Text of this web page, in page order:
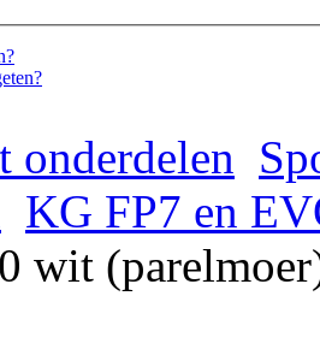
onderdelen
KG FP7 en
wit